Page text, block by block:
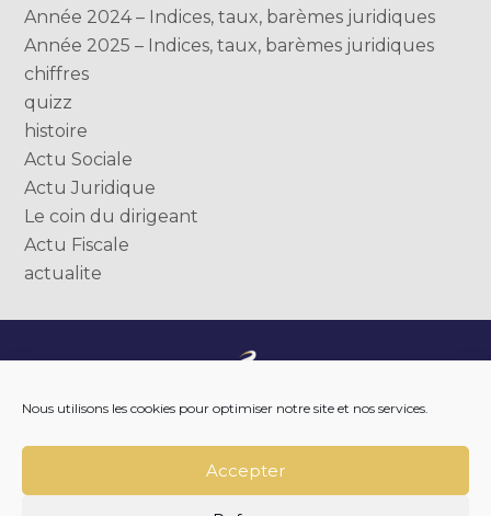
Nous utilisons les cookies pour optimiser notre site et nos services.
Accepter
Année 2024 – Indices, taux, barèmes juridiques
Année 2025 – Indices, taux, barèmes juridiques
chiffres
quizz
histoire
Actu Sociale
Actu Juridique
Le coin du dirigeant
Actu Fiscale
actualite
Principale
NOS OUTILS DIGITAUX
NOTRE ACTUALITÉ
NOUS REJOINDRE
NOUS CONTACTER